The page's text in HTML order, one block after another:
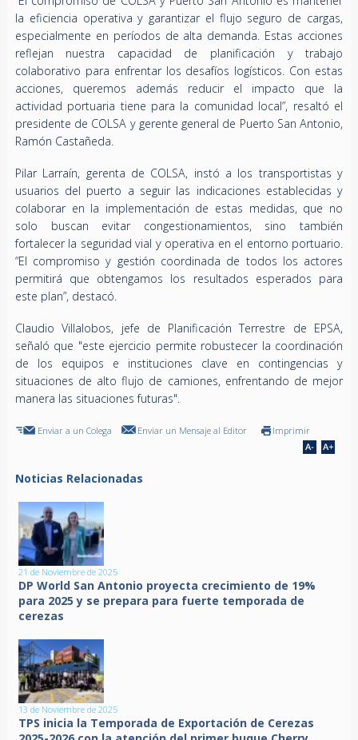
la eficiencia operativa y garantizar el flujo seguro de cargas,
especialmente en períodos de alta demanda. Estas acciones
reflejan nuestra capacidad de planificación y trabajo
colaborativo para enfrentar los desafíos logísticos. Con estas
acciones, queremos además reducir el impacto que la
actividad portuaria tiene para la comunidad local”, resaltó el
presidente de COLSA y gerente general de Puerto San Antonio,
Ramón Castañeda.
Pilar Larraín, gerenta de COLSA, instó a los transportistas y
usuarios del puerto a seguir las indicaciones establecidas y
colaborar en la implementación de estas medidas, que no
solo buscan evitar congestionamientos, sino también
fortalecer la seguridad vial y operativa en el entorno portuario.
“El compromiso y gestión coordinada de todos los actores
permitirá que obtengamos los resultados esperados para
este plan”, destacó.
Claudio Villalobos, jefe de Planificación Terrestre de EPSA,
señaló que "este ejercicio permite robustecer la coordinación
de los equipos e instituciones clave en contingencias y
situaciones de alto flujo de camiones, enfrentando de mejor
manera las situaciones futuras".
Enviar a un Colega Enviar un Mensaje al Editor Imprimir
Noticias Relacionadas
21 de Noviembre de 2025
DP World San Antonio proyecta crecimiento de 19%
para 2025 y se prepara para fuerte temporada de
cerezas
13 de Noviembre de 2025
TPS inicia la Temporada de Exportación de Cerezas